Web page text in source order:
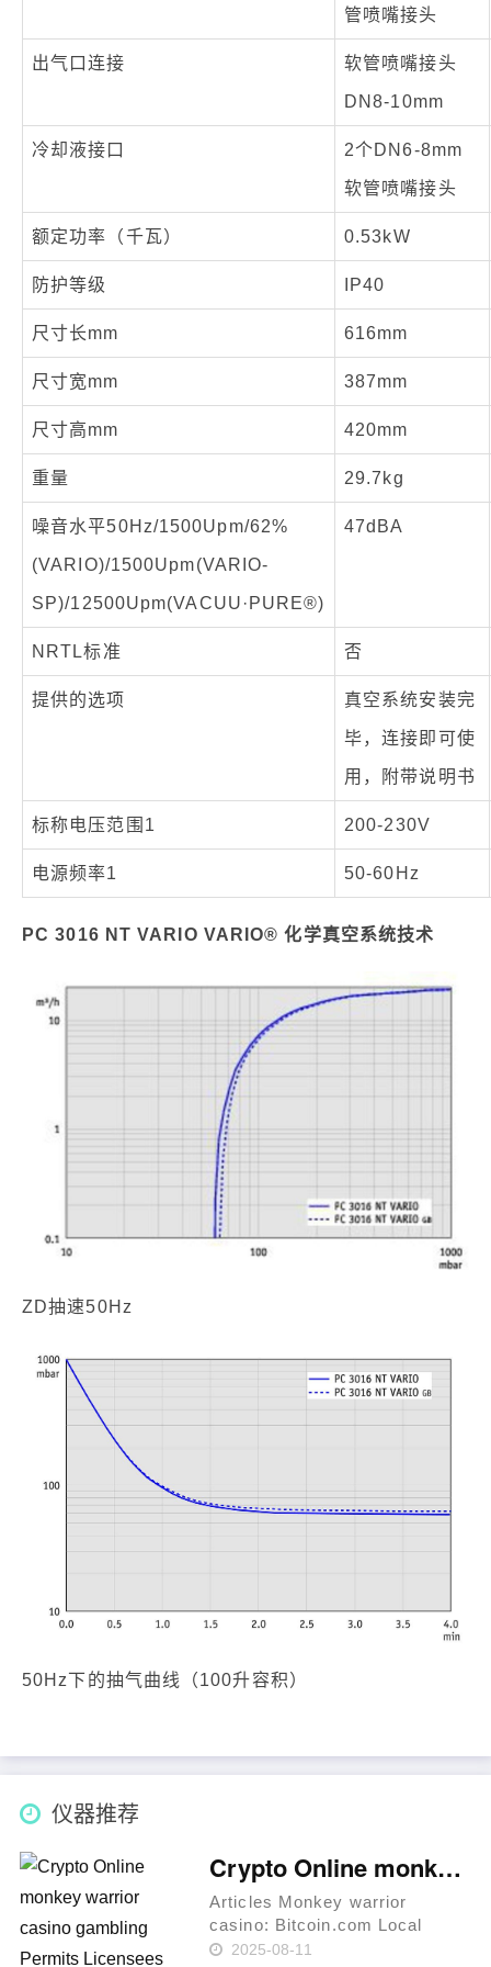
管喷嘴接头
出气口连接 软管喷嘴接头
DN8-10mm
冷却液接口 2个DN6-8mm
软管喷嘴接头
额定功率（千瓦） 0.53kW
防护等级 IP40
尺寸长mm 616mm
尺寸宽mm 387mm
尺寸高mm 420mm
重量 29.7kg
噪音水平50Hz/1500Upm/62%
(VARIO)/1500Upm(VARIO-
SP)/12500Upm(VACUU·PURE®)
47dBA
NRTL标准 否
提供的选项 真空系统安装完
毕，连接即可使
用，附带说明书
标称电压范围1 200-230V
电源频率1 50-60Hz
PC 3016 NT VARIO VARIO® 化学真空系统技术
ZD抽速50Hz
50Hz下的抽气曲线（100升容积）
仪器推荐
Crypto Online monkey warrior casino gambling Permits Licensees Middle
Articles Monkey warrior
casino: Bitcoin.com Local
casino Tobique vs. Anjouan
2025-08-11